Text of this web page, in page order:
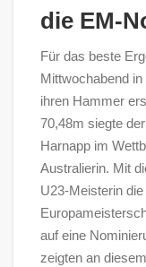
die EM-
Für das beste
Mittwochabend
ihren Hammer
70,48m siegte
Harnapp im
Australierin. Mit
U23-Meisterin
auf eine
zeigten an